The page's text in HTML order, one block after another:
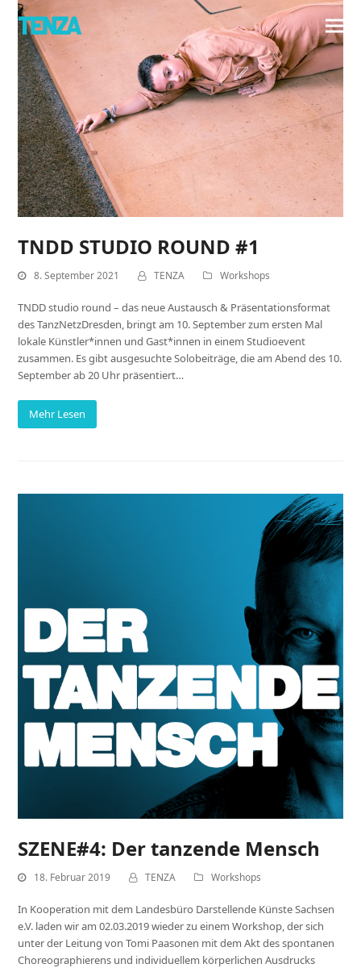
TNDD STUDIO ROUND #1
8. September 2021 TENZA Workshops
TNDD studio round – das neue Austausch & Präsentationsformat
des TanzNetzDresden, bringt am 10. September zum ersten Mal
lokale Künstler*innen und Gast*innen in einem Studioevent
zusammen. Es gibt ausgesuchte Solobeiträge, die am Abend des 10.
September ab 20 Uhr präsentiert…
Mehr Lesen
SZENE#4: Der tanzende Mensch
18. Februar 2019 TENZA Workshops
In Kooperation mit dem Landesbüro Darstellende Künste Sachsen
e.V. laden wir am 02.03.2019 wieder zu einem Workshop, der sich
unter der Leitung von Tomi Paasonen mit dem Akt des spontanen
Choreographierens und individuellem körperlichen Ausdrucks